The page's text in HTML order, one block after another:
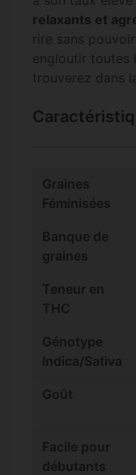
relaxants et
rire sans
engloutir toutes
trouverez dans
Graines
Féminisées
Banque de
graines
Teneur en
THC
Génotype
Indica/Sativa
Goût
Facile pour
débutants